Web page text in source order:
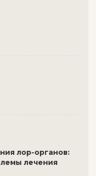
лор-органов:
лечения